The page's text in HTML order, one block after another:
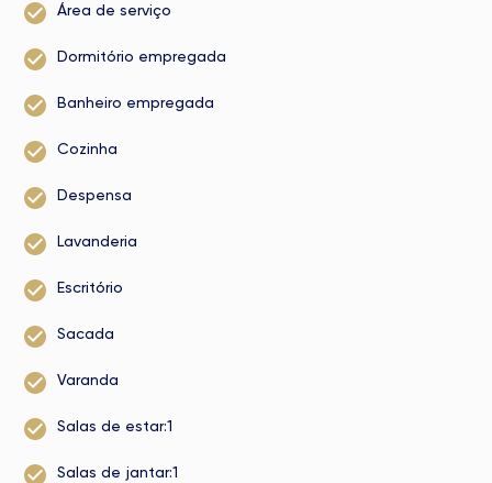
Área de serviço
Dormitório empregada
Banheiro empregada
Cozinha
Despensa
Lavanderia
Escritório
Sacada
Varanda
Salas de estar:1
Salas de jantar:1